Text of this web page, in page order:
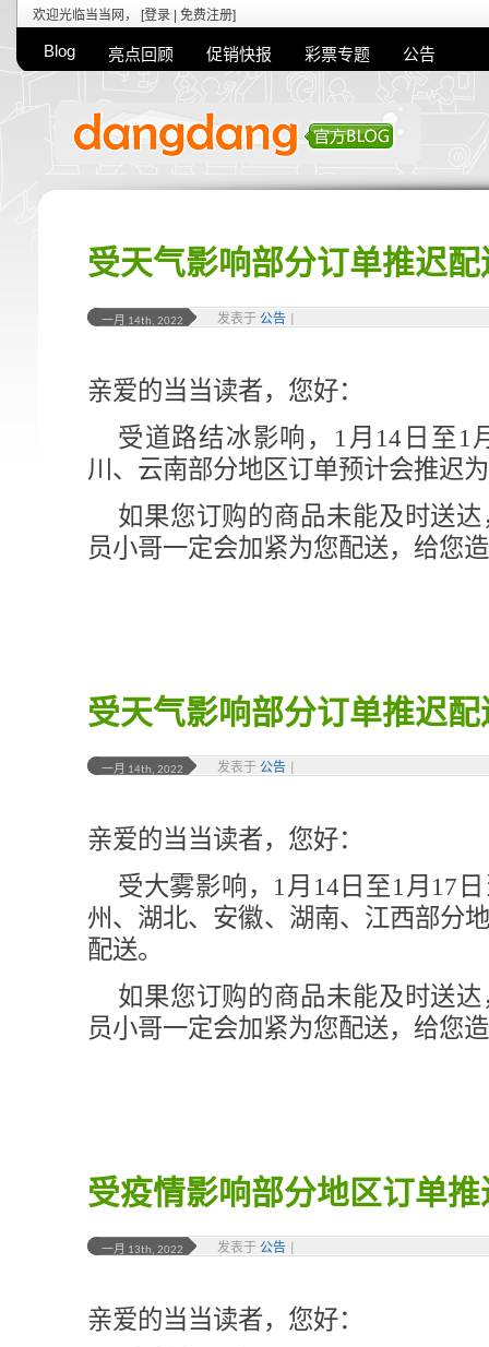
欢迎光临当当网， [登录 免费注册]
Blog 亮点回顾 促销快报 彩票专题 公告
受天气影响部分订单推迟配
一月 14th, 2022 发表于 公告
亲爱的当当读者，您好：
受道路结冰影响，1月14日至1
川、云南部分地区订单预计会推迟
如果您订购的商品未能及时送
员小哥一定会加紧为您配送，给您
受天气影响部分订单推迟配
一月 14th, 2022 发表于 公告
亲爱的当当读者，您好：
受大雾影响，1月14日至1月17
州、湖北、安徽、湖南、江西部分
配送。
如果您订购的商品未能及时送
员小哥一定会加紧为您配送，给您
受疫情影响部分地区订单推
一月 13th, 2022 发表于 公告
亲爱的当当读者，您好：